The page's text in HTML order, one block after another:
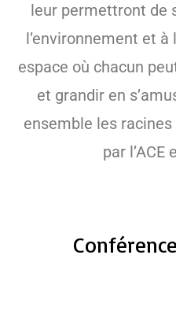
leur permettront de
l’environnement et
espace où chacun
et grandir en
ensemble les racines
par l’ACE